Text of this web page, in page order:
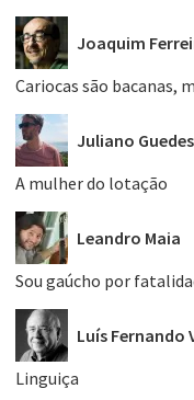
Joaquim
Cariocas são bacanas,
Juliano Guedes
A mulher do lotação
Leandro Maia
Sou gaúcho por
Luís Fernando
Linguiça